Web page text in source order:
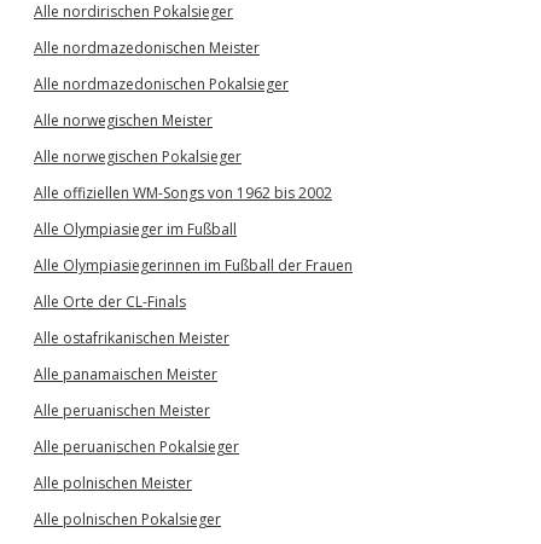
Alle nordirischen Pokalsieger
Alle nordmazedonischen Meister
Alle nordmazedonischen Pokalsieger
Alle norwegischen Meister
Alle norwegischen Pokalsieger
Alle offiziellen WM-Songs von 1962 bis 2002
Alle Olympiasieger im Fußball
Alle Olympiasiegerinnen im Fußball der Frauen
Alle Orte der CL-Finals
Alle ostafrikanischen Meister
Alle panamaischen Meister
Alle peruanischen Meister
Alle peruanischen Pokalsieger
Alle polnischen Meister
Alle polnischen Pokalsieger